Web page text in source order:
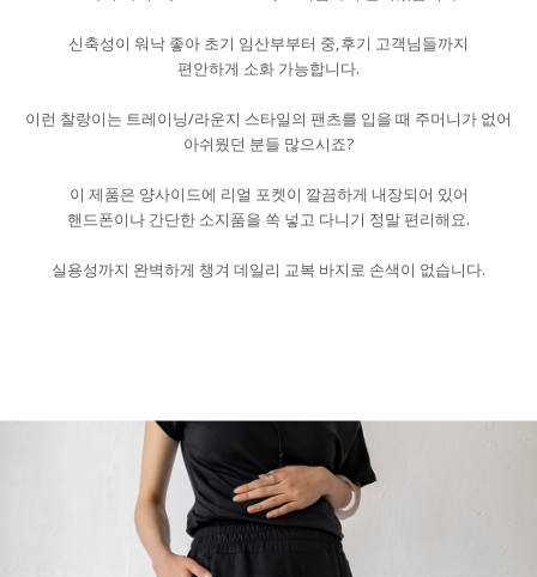
신축성이 워낙 좋아 초기 임산부부터 중,후기 고객님들까지
편안하게 소화 가능합니다.
이런 찰랑이는 트레이닝/라운지 스타일의 팬츠를 입을 때 주머니가 없어
아쉬웠던 분들 많으시죠?
이 제품은 양사이드에 리얼 포켓이 깔끔하게 내장되어 있어
핸드폰이나 간단한 소지품을 쏙 넣고 다니기 정말 편리해요.
실용성까지 완벽하게 챙겨 데일리 교복 바지로 손색이 없습니다.